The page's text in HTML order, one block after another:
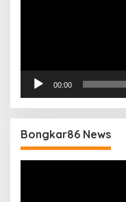
00:00
Bongkar86 News